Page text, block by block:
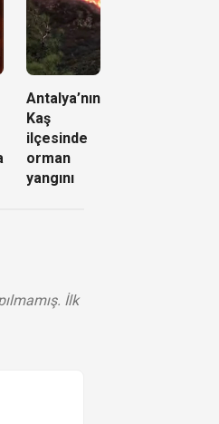
Antalya’nın
Kaş
ilçesinde
orman
yangını
İlk